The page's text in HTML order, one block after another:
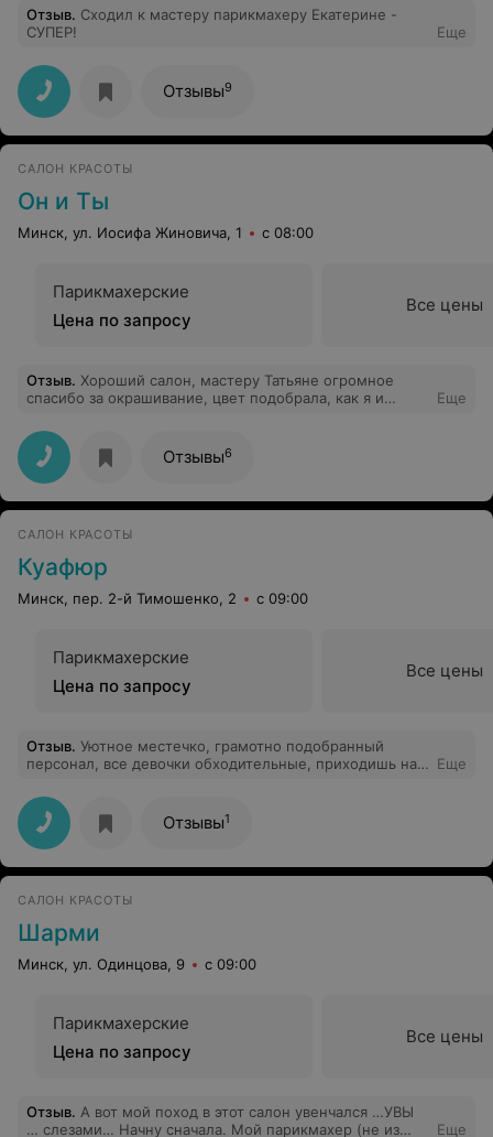
Отзыв. Сходил к мастеру парикмахеру Екатерине -
СУПЕР!
Еще
Отзывы9
САЛОН КРАСОТЫ
Он и Ты
Минск, ул. Иосифа Жиновича, 1 с 08:00
Парикмахерские
Цена по запросу
Все цены
Отзыв. Хороший салон, мастеру Татьяне огромное
спасибо за окрашивание, цвет подобрала, как я и
достаточно времени, однако я не заметила, как
пролетело время, мастер общительная девушка,
администрация приготовила вкусный кофе. Спасибо
салону за качественную работу и вежливый персонал!
Еще
Отзывы6
САЛОН КРАСОТЫ
Куафюр
Минск, пер. 2-й Тимошенко, 2 с 09:00
Парикмахерские
Цена по запросу
Все цены
Отзыв. Уютное местечко, грамотно подобранный
персонал, все девочки обходительные, приходишь на
важно конечно! Желаю Вам процветания, самых
благодарных клиентов и много творческого порыва в
Вашей не менее творческой профессии! Ваш
постоянный клиент Марина.
Еще
Отзывы1
САЛОН КРАСОТЫ
Шарми
Минск, ул. Одинцова, 9 с 09:00
Парикмахерские
Цена по запросу
Все цены
Отзыв. А вот мой поход в этот салон увенчался …УВЫ
… слезами… Начну сначала. Мой парикмахер (не из
Еще